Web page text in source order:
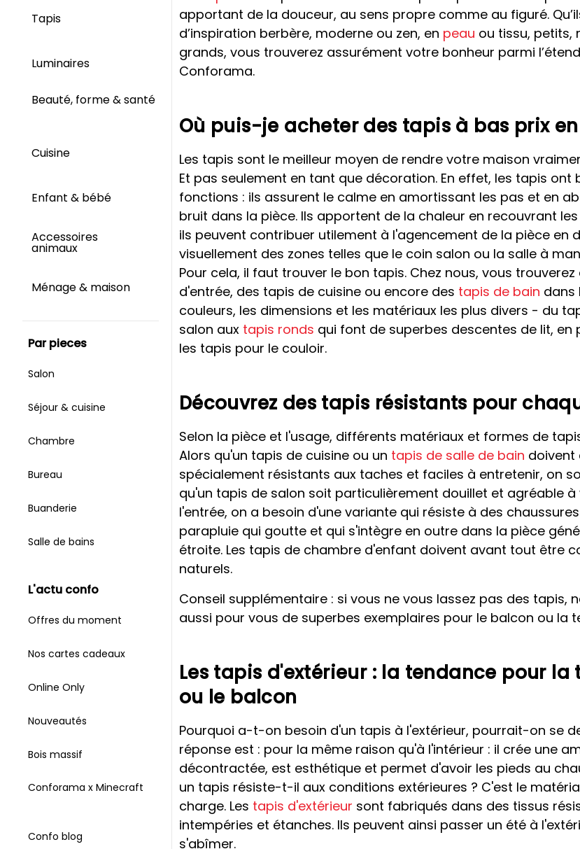
Tapis
Luminaires
Beauté, forme & santé
Cuisine
Enfant & bébé
Accessoires
animaux
Ménage & maison
par pieces
Salon
Séjour & cuisine
Chambre
Bureau
Buanderie
Salle de bains
l'actu confo
Offres du moment
Nos cartes cadeaux
Online Only
Nouveautés
Bois massif
Conforama x Minecraft
Confo blog
apportant de la douceur, au sens propre comme au figuré.
d’inspiration berbère, moderne ou zen, en peau ou tissu, petits,
grands, vous trouverez assurément votre bonheur parmi
Conforama.
Où puis-je acheter des tapis à bas prix en
Les tapis sont le meilleur moyen de rendre votre maison
Et pas seulement en tant que décoration. En effet, les tapis ont
fonctions : ils assurent le calme en amortissant les pas et en
bruit dans la pièce. Ils apportent de la chaleur en recouvrant les
ils peuvent contribuer utilement à l'agencement de la pièce en
visuellement des zones telles que le coin salon ou la salle à
Pour cela, il faut trouver le bon tapis. Chez nous, vous
d'entrée, des tapis de cuisine ou encore des tapis de bain dans
couleurs, les dimensions et les matériaux les plus divers - du
salon aux tapis ronds qui font de superbes descentes de lit, en
les tapis pour le couloir.
Découvrez des tapis résistants pour
Selon la pièce et l'usage, différents matériaux et formes de
Alors qu'un tapis de cuisine ou un tapis de salle de bain doivent
spécialement résistants aux taches et faciles à entretenir, on
qu'un tapis de salon soit particulièrement douillet et agréable à
l'entrée, on a besoin d'une variante qui résiste à des
parapluie qui goutte et qui s'intègre en outre dans la pièce
étroite. Les tapis de chambre d'enfant doivent avant tout être
naturels.
Conseil supplémentaire : si vous ne vous lassez pas des tapis,
aussi pour vous de superbes exemplaires pour le balcon ou la
Les tapis d'extérieur : la tendance pour la
ou le balcon
Pourquoi a-t-on besoin d'un tapis à l'extérieur, pourrait-on se
réponse est : pour la même raison qu'à l'intérieur : il crée une
décontractée, est esthétique et permet d'avoir les pieds au
un tapis résiste-t-il aux conditions extérieures ? C'est le
charge. Les tapis d'extérieur sont fabriqués dans des tissus
intempéries et étanches. Ils peuvent ainsi passer un été à
s'abîmer.